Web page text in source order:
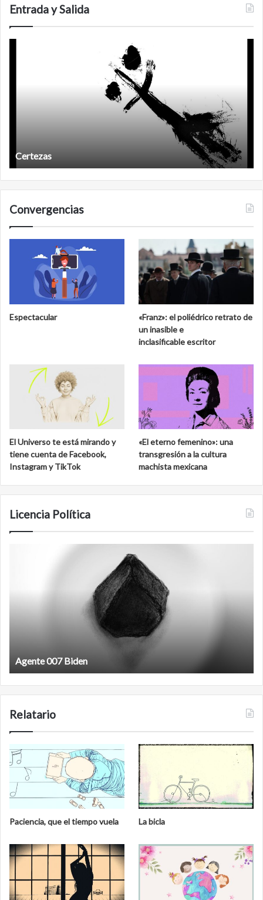
Carlos
Entrada y Salida
Certezas
Convergencias
Espectacular
«Franz»: el poliédrico retrato de
un inasible e
inclasificable escritor
El Universo te está mirando y
tiene cuenta de Facebook,
Instagram y TikTok
«El eterno femenino»: una
transgresión a la cultura
machista mexicana
Licencia Política
Agente 007 Biden
Relatario
Paciencia, que el tiempo vuela La bicla